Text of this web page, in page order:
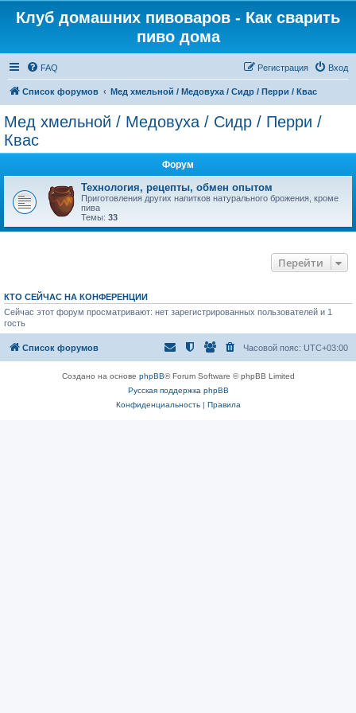
Клуб домашних пивоваров - Как cварить
пиво дома
FAQ Вход
Регистрация
Список форумов Mед хмельной / Медовуха / Сидр / Перри / Квас
Mед хмельной / Медовуха / Сидр / Перри /
Квас
Форум
Технология, рецепты, обмен опытом
Приготовления других напитков натурального брожения, кроме
пива
Темы: 33
Перейти
КТО СЕЙЧАС НА КОНФЕРЕНЦИИ
Сейчас этот форум просматривают: нет зарегистрированных пользователей и 1
гость
Список форумов Часовой пояс: UTC+03:00
Создано на основе phpBB® Forum Software © phpBB Limited
Русская поддержка phpBB
Конфиденциальность| Правила